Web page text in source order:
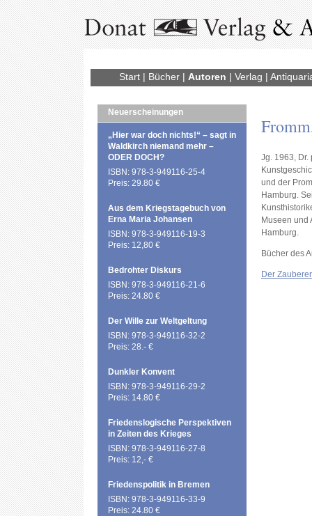
Start| Bücher| Autoren | Verlag |
Neuerscheinungen
„Hier war doch nichts!“ – sagt in
Waldkirch niemand mehr –
ODER DOCH?
ISBN: 978-3-949116-25-4
Preis: 29.80 €
Aus dem Kriegstagebuch von
Erna Maria Johansen
ISBN: 978-3-949116-19-3
Preis: 12,80 €
Bedrohter Diskurs
ISBN: 978-3-949116-21-6
Preis: 24.80 €
Der Wille zur Weltgeltung
ISBN: 978-3-949116-32-2
Preis: 28.- €
Dunkler Konvent
ISBN: 978-3-949116-29-2
Preis: 14.80 €
Friedenslogische Perspektiven
in Zeiten des Krieges
ISBN: 978-3-949116-27-8
Preis: 12,- €
Friedenspolitik in Bremen
ISBN: 978-3-949116-33-9
Preis: 24.80 €
Jg. 1963, Dr.
und der
Hamburg.
Museen und
Hamburg.
Bücher des
Der